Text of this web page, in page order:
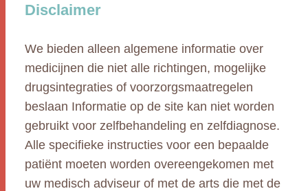
Disclaimer
We bieden alleen algemene informatie over
medicijnen die niet alle richtingen, mogelijke
drugsintegraties of voorzorgsmaatregelen
beslaan Informatie op de site kan niet worden
gebruikt voor zelfbehandeling en zelfdiagnose.
Alle specifieke instructies voor een bepaalde
patiënt moeten worden overeengekomen met
uw medisch adviseur of met de arts die met de